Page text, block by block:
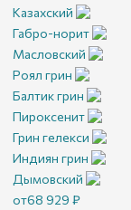
Казахский
Габро-норит
Масловский
Роял грин
Балтик грин
Пироксенит
Грин гелекси
Индиян грин
Дымовский
от68 929 ₽